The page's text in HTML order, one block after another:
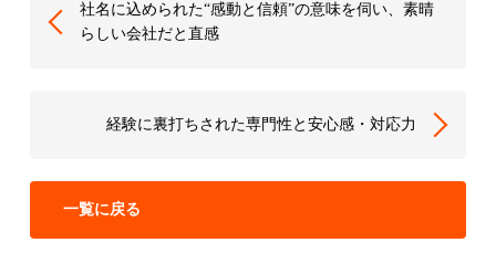
社名に込められた“感動と信頼”の意味を伺い、素晴
らしい会社だと直感
経験に裏打ちされた専門性と安心感・対応力
一覧に戻る